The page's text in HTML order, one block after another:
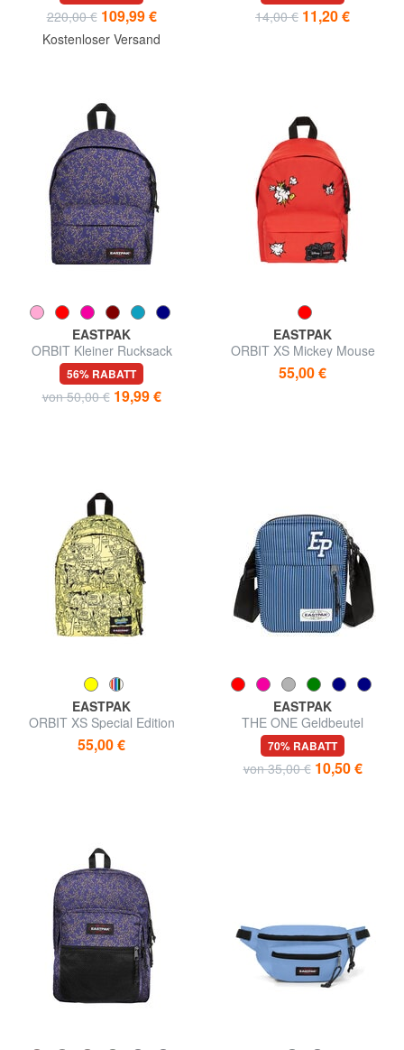
220,00 € 109,99 €
Kostenloser Versand
14,00 € 11,20 €
EASTPAK
ORBIT Kleiner Rucksack
56% RABATT
von 50,00 € 19,99 €
EASTPAK
ORBIT XS Mickey Mouse
Kleiner Rucksack
55,00 €
EASTPAK
ORBIT XS Special Edition
Kleiner Rucksack
55,00 €
EASTPAK
THE ONE Geldbeutel
70% RABATT
von 35,00 € 10,50 €